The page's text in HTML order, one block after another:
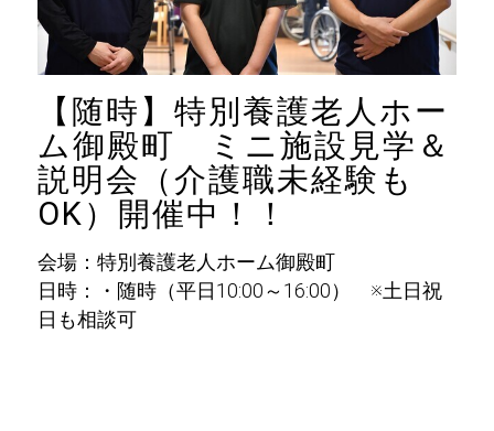
【随時】特別養護老人ホー
ム御殿町 ミニ施設見学＆
説明会（介護職未経験も
OK）開催中！！
会場：特別養護老人ホーム御殿町
日時：・随時（平日10:00～16:00） ※土日祝
日も相談可